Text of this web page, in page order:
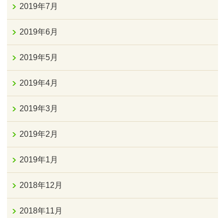
2019年7月
2019年6月
2019年5月
2019年4月
2019年3月
2019年2月
2019年1月
2018年12月
2018年11月